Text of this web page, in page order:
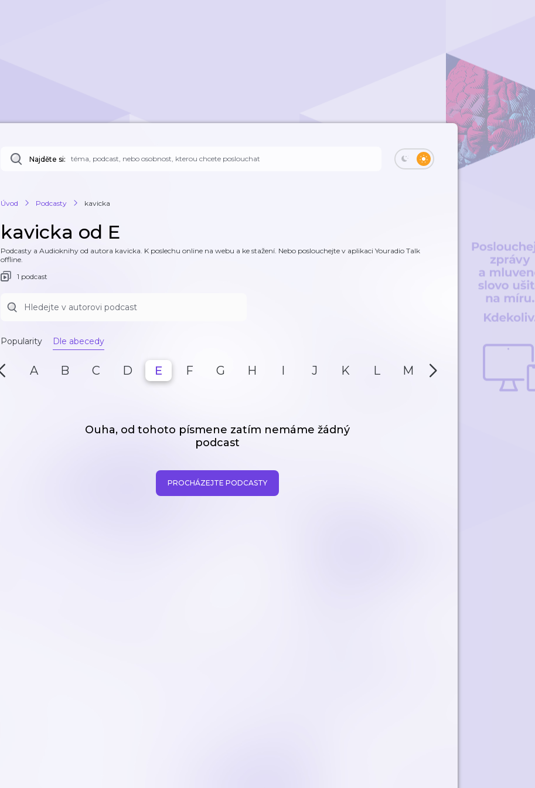
Najděte si:
Úvod Podcasty kavicka
kavicka od E
Podcasty a Audioknihy od autora kavicka. K poslechu online na webu a ke stažení. Nebo poslouchejte v aplikaci Youradio Talk
offline.
1 podcast
Popularity Dle abecedy
A B C D E F G H I J K L M N
Ouha, od tohoto písmene zatím nemáme žádný
podcast
PROCHÁZEJTE PODCASTY